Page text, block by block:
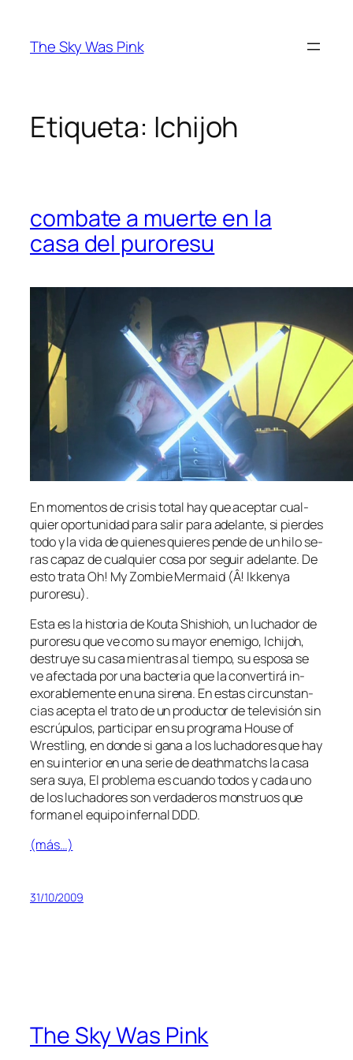
contenido
The Sky Was Pink
Etiqueta: Ichijoh
combate a muerte en la
casa del puroresu
En mo­men­tos de cri­sis to­tal hay que acep­tar cual­
quier opor­tu­ni­dad pa­ra sa­lir pa­ra ade­lan­te, si pier­des
to­do y la vi­da de quie­nes quie­res pen­de de un hi­lo se­
ras ca­paz de cual­quier co­sa por se­guir ade­lan­te. De
es­to tra­ta Oh! My Zombie Mermaid (Â! Ikkenya
puroresu).
Esta es la his­to­ria de Kouta Shishioh, un lu­cha­dor de
pu­ro­re­su que ve co­mo su ma­yor enemi­go, Ichijoh,
des­tru­ye su ca­sa mien­tras al tiem­po, su es­po­sa se
ve afec­ta­da por una bac­te­ria que la con­ver­ti­rá in­
exo­ra­ble­men­te en una si­re­na. En es­tas cir­cuns­tan­
cias acep­ta el tra­to de un pro­duc­tor de te­le­vi­sión sin
es­crú­pu­los, par­ti­ci­par en su pro­gra­ma House of
Wrestling, en don­de si ga­na a los lu­cha­do­res que hay
en su in­te­rior en una se­rie de death­matchs la ca­sa
se­ra su­ya, El pro­ble­ma es cuan­do to­dos y ca­da uno
de los lu­cha­do­res son ver­da­de­ros mons­truos que
for­man el equi­po in­fer­nal DDD.
(más…)
31/10/2009
The Sky Was Pink